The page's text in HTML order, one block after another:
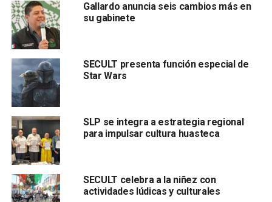
Las fechas de reprogramación de actividades culturales
de forma presencial se darán a conocer por los distintos
espacios con los que cuenta la Secretaría de Cultura en
San Luis Potosí, como redes sociales institucionales, la
App “SLP Cultura” disponible para dispositivos móviles
Android como iOS, y en medios de información y
comunicación.
Lee también
“SLP requiere decisiones fuertes para
resolver crisis”: Galindo
ARTÍCULOS RELACIONADOS: SECULT UNIDOS POR EL JAZZ
SIGUIENTE
Gallardo anuncia seis cambios más en
su gabinete
SECULT presenta función especial de
Star Wars
SLP se integra a estrategia regional
para impulsar cultura huasteca
SECULT celebra a la niñez con
actividades lúdicas y culturales